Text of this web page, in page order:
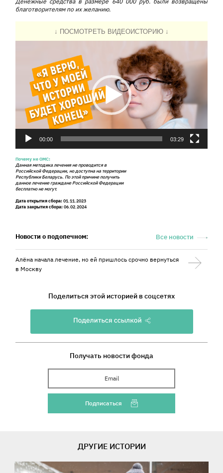
благотворителям по их желанию.
↓ ПОСМОТРЕТЬ ВИДЕОИСТОРИЮ ↓
00:00 03:29
Почему не ОМС:
Данная методика лечения не проводится в
Российской Федерации, но доступна на территории
Республики Беларусь. По этой причине получить
данное лечение граждане Российской Федерации
бесплатно не могут.
Дата открытия сбора:01.11.2023
Дата закрытия сбора:06.02.2024
Новости о подопечном: Все новости
Алёна начала лечение, но ей пришлось срочно вернуться
в Москву
Поделиться этой историей в соцсетях
Получать новости фонда
Ваш Email
Подписаться
ДРУГИЕ ИСТОРИИ